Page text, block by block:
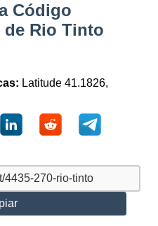
Código
de Rio Tinto
Latitude 41.1826,